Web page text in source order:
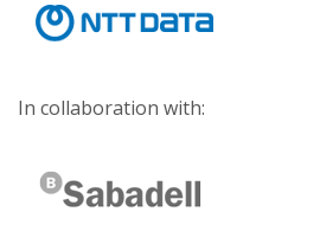
In collaboration with: